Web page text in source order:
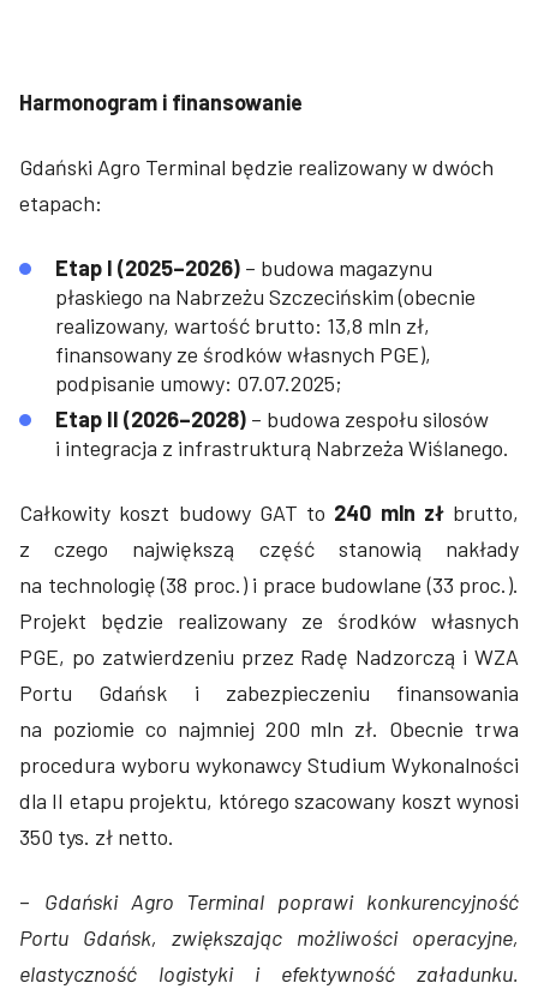
Harmonogram i finansowanie
Gdański Agro Terminal będzie realizowany w dwóch
etapach:
Etap I (2025–2026) – budowa magazynu
płaskiego na Nabrzeżu Szczecińskim (obecnie
realizowany, wartość brutto: 13,8 mln zł,
finansowany ze środków własnych PGE),
podpisanie umowy: 07.07.2025;
Etap II (2026–2028) – budowa zespołu silosów
i integracja z infrastrukturą Nabrzeża Wiślanego.
Całkowity koszt budowy GAT to 240 mln zł brutto,
z czego największą część stanowią nakłady
na technologię (38 proc.) i prace budowlane (33 proc.).
Projekt będzie realizowany ze środków własnych
PGE, po zatwierdzeniu przez Radę Nadzorczą i WZA
Portu Gdańsk i zabezpieczeniu finansowania
na poziomie co najmniej 200 mln zł. Obecnie trwa
procedura wyboru wykonawcy Studium Wykonalności
dla II etapu projektu, którego szacowany koszt wynosi
350 tys. zł netto.
– Gdański Agro Terminal poprawi konkurencyjność
Portu Gdańsk, zwiększając możliwości operacyjne,
elastyczność logistyki i efektywność załadunku.